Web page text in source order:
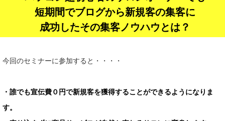
短期間でブログから新規客の集客に
成功したその集客ノウハウとは？
今回のセミナーに参加すると・・・・
・誰でも宣伝費０円で新規客を獲得することができるようになりま
す。